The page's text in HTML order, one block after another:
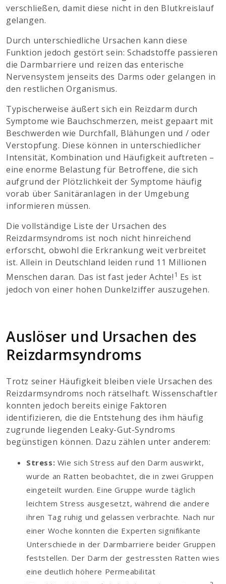
verschließen, damit diese nicht in den Blutkreislauf
gelangen.
Durch unterschiedliche Ursachen kann diese
Funktion jedoch gestört sein: Schadstoffe passieren
die Darmbarriere und reizen das enterische
Nervensystem jenseits des Darms oder gelangen in
den restlichen Organismus.
Typischerweise äußert sich ein Reizdarm durch
Symptome wie Bauchschmerzen, meist gepaart mit
Beschwerden wie Durchfall, Blähungen und / oder
Verstopfung. Diese können in unterschiedlicher
Intensität, Kombination und Häufigkeit auftreten –
eine enorme Belastung für Betroffene, die sich
aufgrund der Plötzlichkeit der Symptome häufig
vorab über Sanitäranlagen in der Umgebung
informieren müssen.
Die vollständige Liste der Ursachen des
Reizdarmsyndroms ist noch nicht hinreichend
erforscht, obwohl die Erkrankung weit verbreitet
ist. Allein in Deutschland leiden rund 11 Millionen
Menschen daran. Das ist fast jeder Achte!1 Es ist
jedoch von einer hohen Dunkelziffer auszugehen.
Auslöser und Ursachen des
Reizdarmsyndroms
Trotz seiner Häufigkeit bleiben viele Ursachen des
Reizdarmsyndroms noch rätselhaft. Wissenschaftler
konnten jedoch bereits einige Faktoren
identifizieren, die die Entstehung des ihm häufig
zugrunde liegenden Leaky-Gut-Syndroms
begünstigen können. Dazu zählen unter anderem:
Stress: Wie sich Stress auf den Darm auswirkt,
wurde an Ratten beobachtet, die in zwei Gruppen
eingeteilt wurden. Eine Gruppe wurde täglich
leichtem Stress ausgesetzt, während die andere
ihren Tag ruhig und gelassen verbrachte. Nach nur
einer Woche konnten die Experten signifikante
Unterschiede in der Darmbarriere beider Gruppen
feststellen. Der Darm der gestressten Ratten wies
eine deutlich höhere Permeabilität